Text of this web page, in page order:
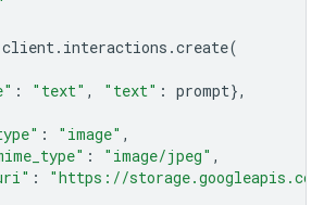
client. interactions .create(
: "text" , "text" : prompt},
: "image" ,
: "image/jpeg" ,
:
"https://